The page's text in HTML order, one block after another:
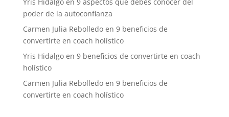
poder de la autoconfianza
Carmen Julia Rebolledoen 9 beneficios de
convertirte en coach holístico
Yris Hidalgoen 9 beneficios de convertirte en coach
holístico
Carmen Julia Rebolledoen 9 beneficios de
convertirte en coach holístico